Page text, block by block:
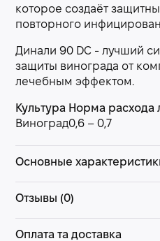
которое создаёт
повторного
Динали 90 DC - лучший
защиты винограда от
лечебным эффектом.
Культура Норма расхода
Виноград0,6 – 0,7
Основные
Отзывы (0)
Оплата та доставка